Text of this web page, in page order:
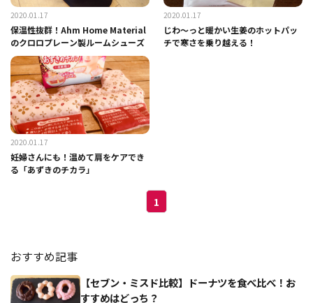
2020.01.17
保温性抜群！Ahm Home Material
のクロロプレーン製ルームシューズ
2020.01.17
じわ～っと暖かい生姜のホットパッ
チで寒さを乗り越える！
2020.01.17
妊婦さんにも！温めて肩をケアでき
る「あずきのチカラ」
1
おすすめ記事
【セブン・ミスド比較】ドーナツを食べ比べ！お
すすめはどっち？